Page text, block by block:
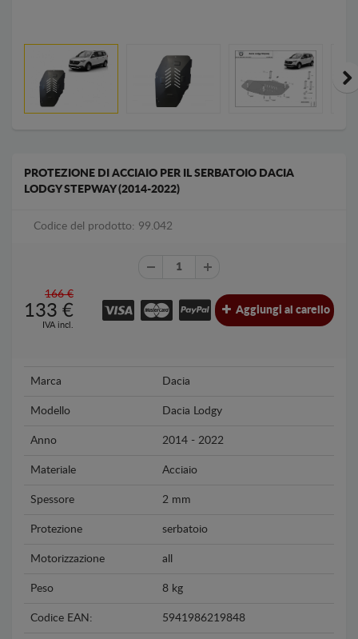
PROTEZIONE DI ACCIAIO PER IL SERBATOIO DACIA
LODGY STEPWAY (2014-2022)
Codice del prodotto: 99.042
166 €
133 €
IVA incl.
Aggiungi al carello
Marca Dacia
Modello Dacia Lodgy
Anno 2014 - 2022
Materiale Acciaio
Spessore 2 mm
Protezione serbatoio
Motorizzazione all
Peso 8 kg
Codice EAN: 5941986219848